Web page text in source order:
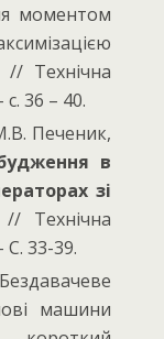
моментом
// Технiчна
36 – 40.
Печеник,
в
зі
// Технічна
С. 33-39.
машини